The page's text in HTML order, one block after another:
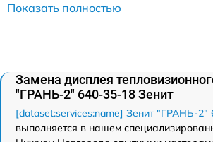
Показать полностью
Замена дисплея
"ГРАНЬ-2" 640-35-18 Зенит
[dataset:services:name] Зенит "ГРАНЬ-2"
выполняется в нашем